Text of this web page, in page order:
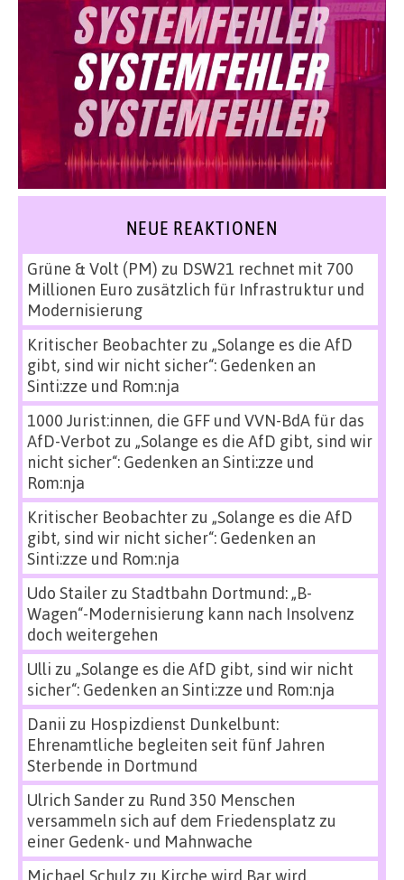
NEUE REAKTIONEN
Grüne & Volt (PM) zu DSW21 rechnet mit 700
Millionen Euro zusätzlich für Infrastruktur und
Modernisierung
Kritischer Beobachterzu „Solange es die AfD
gibt, sind wir nicht sicher“: Gedenken an
Sinti:zze und Rom:nja
1000 Jurist:innen, die GFF und VVN-BdA für das
AfD-Verbot zu „Solange es die AfD gibt, sind wir
nicht sicher“: Gedenken an Sinti:zze und
Rom:nja
Kritischer Beobachterzu „Solange es die AfD
gibt, sind wir nicht sicher“: Gedenken an
Sinti:zze und Rom:nja
Udo Stailerzu Stadtbahn Dortmund: „B-
Wagen“-Modernisierung kann nach Insolvenz
doch weitergehen
Ulli zu „Solange es die AfD gibt, sind wir nicht
sicher“: Gedenken an Sinti:zze und Rom:nja
Danii zu Hospizdienst Dunkelbunt:
Ehrenamtliche begleiten seit fünf Jahren
Sterbende in Dortmund
Ulrich Sanderzu Rund 350 Menschen
versammeln sich auf dem Friedensplatz zu
einer Gedenk- und Mahnwache
Michael Schulz zu Kirche wird Bar wird